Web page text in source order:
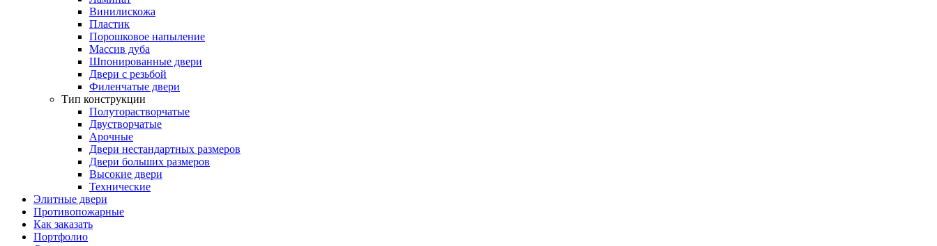
Винилискожа
Пластик
Порошковое напыление
Массив дуба
Шпонированные двери
Двери с резьбой
Филенчатые двери
Тип конструкции
Полуторастворчатые
Двустворчатые
Арочные
Двери нестандартных размеров
Двери больших размеров
Высокие двери
Технические
Элитные двери
Противопожарные
Как заказать
Портфолио